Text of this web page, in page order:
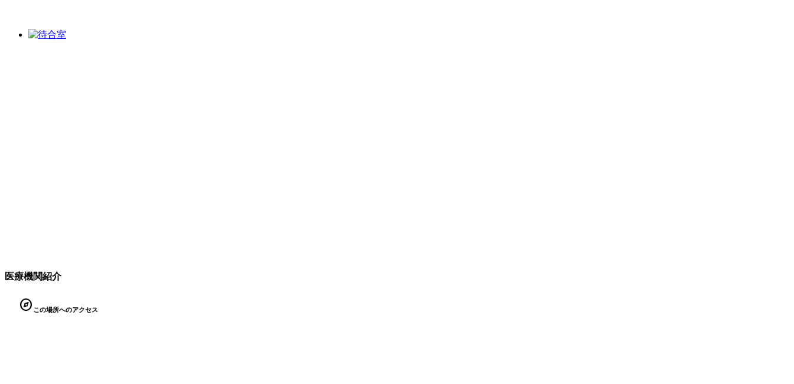
医療機関紹介
explore この場所へのアクセス